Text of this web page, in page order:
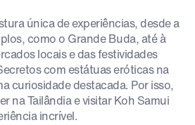
única de experiências, desde a
como o Grande Buda, até à
locais e das festividades
com estátuas eróticas na
curiosidade destacada. Por isso,
na Tailândia e visitar Koh Samui
incrível.